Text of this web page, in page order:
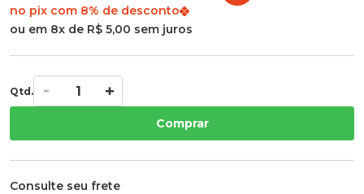
no pix com 8% de desconto
ou em 8x de R$ 5,00 sem juros
Qtd.
Comprar
Consulte seu frete